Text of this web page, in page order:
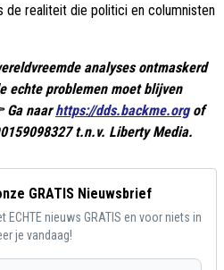
de realiteit die politici en columnisten
analyses ontmaskerd
echte problemen moet blijven
Ga naarhttps://dds.backme.orgof
t.n.v. Liberty Media.
GRATIS Nieuwsbrief
ECHTE nieuws GRATIS en voor niets in
je vandaag!